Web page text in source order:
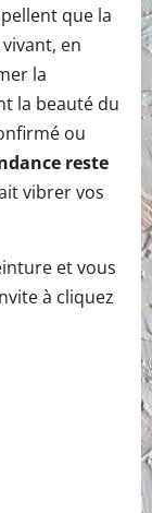
que la
en
la
la beauté du
ou
reste
vibrer vos
et vous
à cliquez